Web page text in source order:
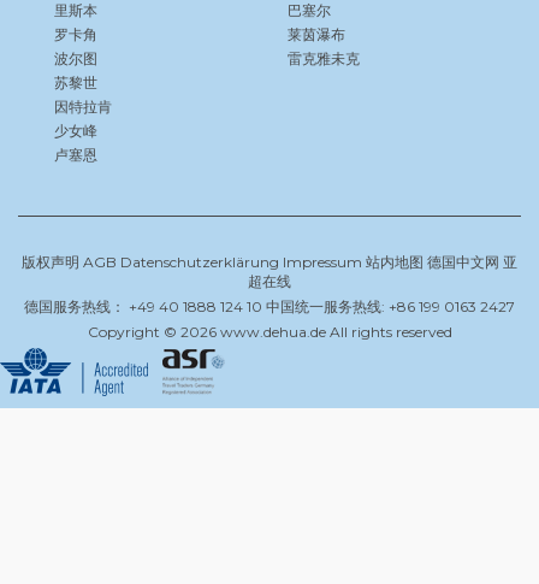
里斯本
罗卡角
波尔图
苏黎世
因特拉肯
少女峰
卢塞恩
巴塞尔
莱茵瀑布
雷克雅未克
版权声明 AGB Datenschutzerklärung Impressum 站内地图 德国中文网 亚
超在线
德国服务热线： +49 40 1888 124 10 中国统一服务热线: +86 199 0163 2427
Copyright © 2026 www.dehua.de All rights reserved